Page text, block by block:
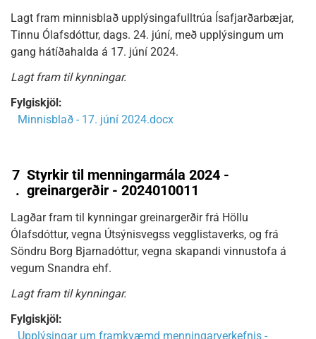
Lagt fram minnisblað upplýsingafulltrúa Ísafjarðarbæjar,
Tinnu Ólafsdóttur, dags. 24. júní, með upplýsingum um
gang hátíðahalda á 17. júní 2024.
Lagt fram til kynningar.
Fylgiskjöl:
Minnisblað - 17. júní 2024.docx
7
.
Styrkir til menningarmála 2024 -
greinargerðir - 2024010011
Lagðar fram til kynningar greinargerðir frá Höllu
Ólafsdóttur, vegna Útsýnisvegss vegglistaverks, og frá
Söndru Borg Bjarnadóttur, vegna skapandi vinnustofa á
vegum Snandra ehf.
Lagt fram til kynningar.
Fylgiskjöl:
Upplýsingar um framkvæmd menningarverkefnis -